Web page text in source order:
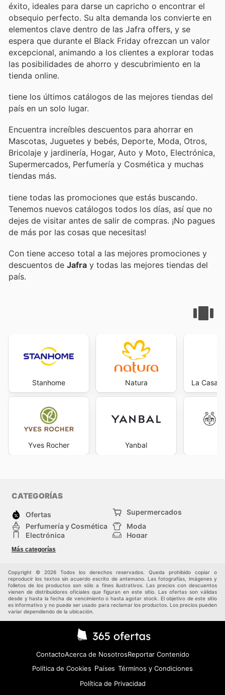
éxito, ideales para darse un capricho o encontrar el
obsequio perfecto. Su alta demanda los convierte en
elementos clave dentro de las Jafra offers, y se
espera que durante el Black Friday ofrezcan un valor
excepcional, animando a los clientes a explorar todas
las posibilidades de ahorro y descubrimiento en la
tienda online.
tiene los últimos catálogos de las mejores tiendas del
país en un solo lugar.
Encuentra increíbles descuentos para ahorrar en
Mascotas, Juguetes y bebés, Deporte, Moda, Otros,
Bricolaje y jardinería, Hogar, Auto y Moto, Electrónica,
Supermercados, Perfumería y Cosmética y muchas
tiendas más.
tiene todas las promociones que estás buscando.
Tenemos nuevos catálogos todos los días, así que no
dejes de visitar antes de salir de compras. ¡No pagues
de más por las cosas que necesitas!
Con tiene acceso total a las mejores promociones y
descuentos de Jafra y todas las mejores tiendas del
país.
Stanhome
Yves Rocher
Natura
Yanbal
La Casa
CATEGORÍAS
Ofertas
Supermercados
Perfumería y Cosmética
Moda
Electrónica
Hogar
Deporte
Juguetes y bebés
Más categorías
Copyright © 2026 Todos los derechos reservados. Queda prohibido copiar o
reproducir los textos sin acuerdo escrito de antemano. Las fotografías, imágenes y
folletos de los productos son sólo a fines ilustrativos. Las precios con descuentos
vienen de distribuidores oficiales que figuran en este sitio. Las ofertas son válidas
desde y hasta la fecha de vencimiento o hasta agotar stock. El objetivo de este sitio
es informativo y no puede ser usado para reclamar los productos. Los precios pueden
variar dependiendo de la ubicación.
ContactoAcerca de NosotrosReportar Contenido
Política de Cookies Países Términos y Condiciones
Política de Privacidad